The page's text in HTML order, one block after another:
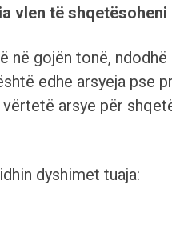
vlen të
në gojën tonë,
edhe arsyeja pse
arsye për
dyshimet tuaja: